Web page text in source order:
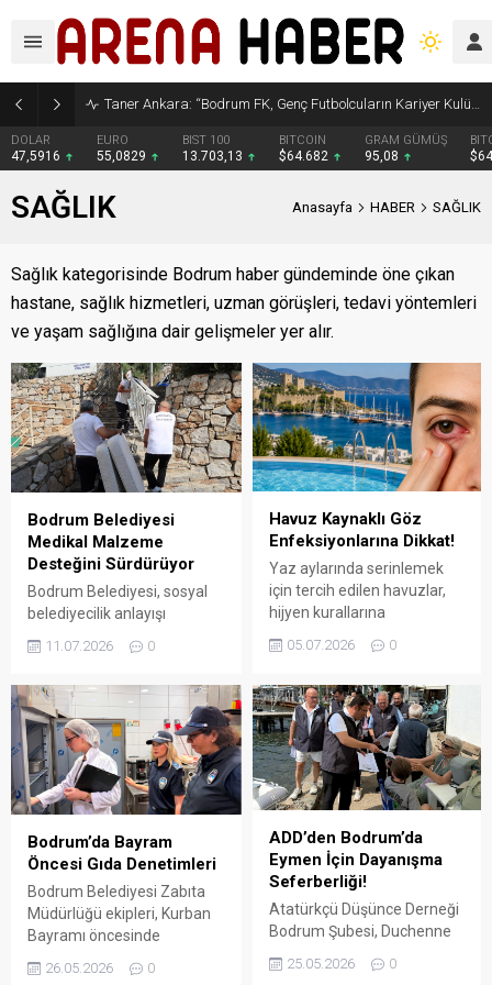
Taner Ankara: “Bodrum FK, Genç Futbolcuların Kariyer Kulübü Olacak”
DOLAR
47,5916
EURO
55,0829
BIST 100
13.703,13
BITCOIN
$64.682
GRAM GÜMÜŞ
95,08
SAĞLIK Anasayfa HABER SAĞLIK
Sağlık kategorisinde Bodrum haber gündeminde öne çıkan
hastane, sağlık hizmetleri, uzman görüşleri, tedavi yöntemleri
ve yaşam sağlığına dair gelişmeler yer alır.
Bodrum Belediyesi
Medikal Malzeme
Desteğini Sürdürüyor
Bodrum Belediyesi, sosyal
belediyecilik anlayışı
vatandaşlara yönelik destek
11.07.2026 0
Havuz Kaynaklı Göz
Enfeksiyonlarına Dikkat!
Yaz aylarında serinlemek
için tercih edilen havuzlar,
hijyen kurallarına
açısından ciddi riskler
05.07.2026 0
Bodrum’da Bayram
Öncesi Gıda Denetimleri
Bodrum Belediyesi Zabıta
Müdürlüğü ekipleri, Kurban
Bayramı öncesinde
denetimleri sıklaştırdı.
ARENA HABER – Zabıta
26.05.2026 0
ADD’den Bodrum’da
Eymen İçin Dayanışma
Seferberliği!
Atatürkçü Düşünce Derneği
Bodrum Şubesi, Duchenne
Musküler Distrofi (DMD)
hastası Eymen Özdoğan’ın
25.05.2026 0